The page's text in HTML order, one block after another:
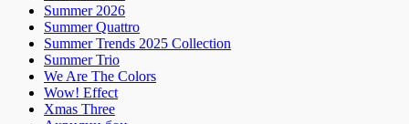
Summer 2026
Summer Quattro
Summer Trends 2025 Collection
Summer Trio
We Are The Colors
Wow! Effect
Xmas Three